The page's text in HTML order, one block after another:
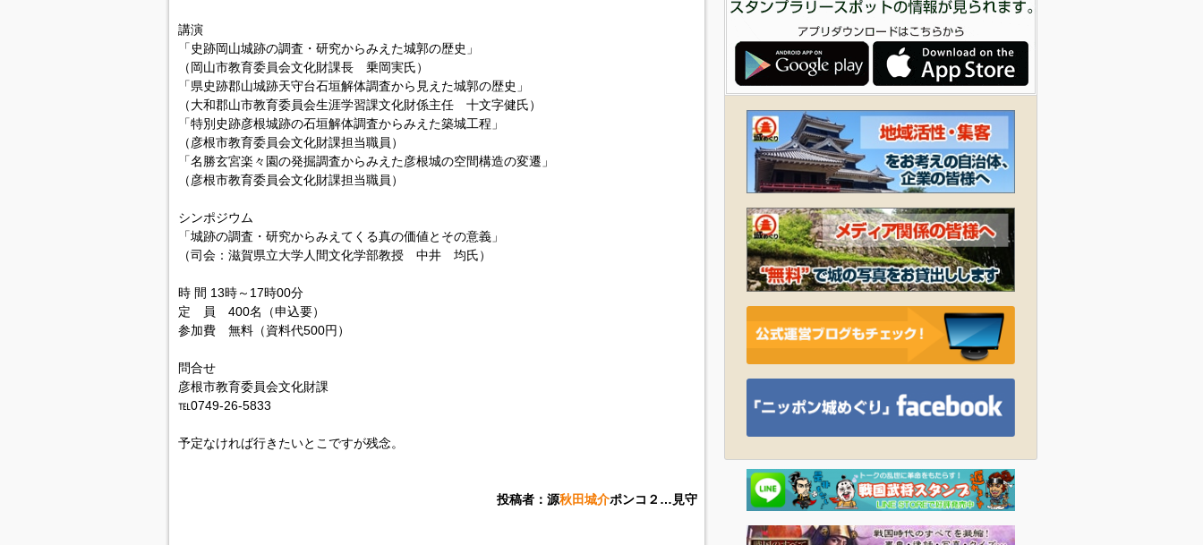
講演
「史跡岡山城跡の調査・研究からみえた城郭の歴史」
（岡山市教育委員会文化財課長 乗岡実氏）
「県史跡郡山城跡天守台石垣解体調査から見えた城郭の歴史」
（大和郡山市教育委員会生涯学習課文化財係主任 十文字健氏）
「特別史跡彦根城跡の石垣解体調査からみえた築城工程」
（彦根市教育委員会文化財課担当職員）
「名勝玄宮楽々園の発掘調査からみえた彦根城の空間構造の変遷」
（彦根市教育委員会文化財課担当職員）
シンポジウム
「城跡の調査・研究からみえてくる真の価値とその意義」
（司会：滋賀県立大学人間文化学部教授 中井 均氏）
時 間 13時～17時00分
定 員 400名（申込要）
参加費 無料（資料代500円）
問合せ
彦根市教育委員会文化財課
℡0749-26-5833
予定なければ行きたいとこですが残念。
投稿者：源秋田城介ポンコ２…見守